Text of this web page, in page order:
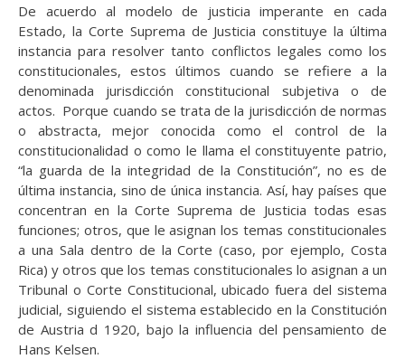
De acuerdo al modelo de justicia imperante en cada
Estado, la Corte Suprema de Justicia constituye la última
instancia para resolver tanto conflictos legales como los
constitucionales, estos últimos cuando se refiere a la
denominada jurisdicción constitucional subjetiva o de
actos. Porque cuando se trata de la jurisdicción de normas
o abstracta, mejor conocida como el control de la
constitucionalidad o como le llama el constituyente patrio,
“la guarda de la integridad de la Constitución”, no es de
última instancia, sino de única instancia. Así, hay países que
concentran en la Corte Suprema de Justicia todas esas
funciones; otros, que le asignan los temas constitucionales
a una Sala dentro de la Corte (caso, por ejemplo, Costa
Rica) y otros que los temas constitucionales lo asignan a un
Tribunal o Corte Constitucional, ubicado fuera del sistema
judicial, siguiendo el sistema establecido en la Constitución
de Austria d 1920, bajo la influencia del pensamiento de
Hans Kelsen.